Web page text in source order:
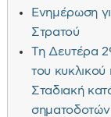
Ενημέρωση
Στρατού
Τη Δευτέρα
του
Σταδιακή
σηματοδοτών